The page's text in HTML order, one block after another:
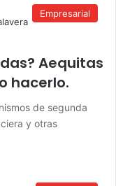
Empresarial
Aequitas
hacerlo.
de segunda
y otras